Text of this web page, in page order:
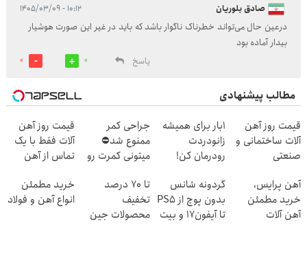
صادق بلوریان ۱۰:۱۲ - ۱۴۰۵/۰۳/۰۹
درعین حال می‌تواند خطرناک ناگوار باشد که باید در غیر این صورت هوشیار
بیدار آماده بود
پاسخ
0
0
مطالب پیشنهادی
قیمت روز آهن
آلات ساختمانی و
صنعتی
1بار برای همیشه
زانودردت
رودرمان کن!
◂پرسشنامه▸
جراحی کمر
ممنوع شد⛔
میتونی کمرت رو
کنی! 👈🏻
پرسش‌نامه
قیمت روز آهن
آلات فقط با یک
تماس از آهن
آهن پرایس،
خرید مطمئن
آهن آلات
گردونه شانس
بدون پوچ از PS5
تا آیفون17 و بیت
تا 70 درصد
تخفیف
محصولات جین
خرید مطمئن
انواع آهن و فولاد